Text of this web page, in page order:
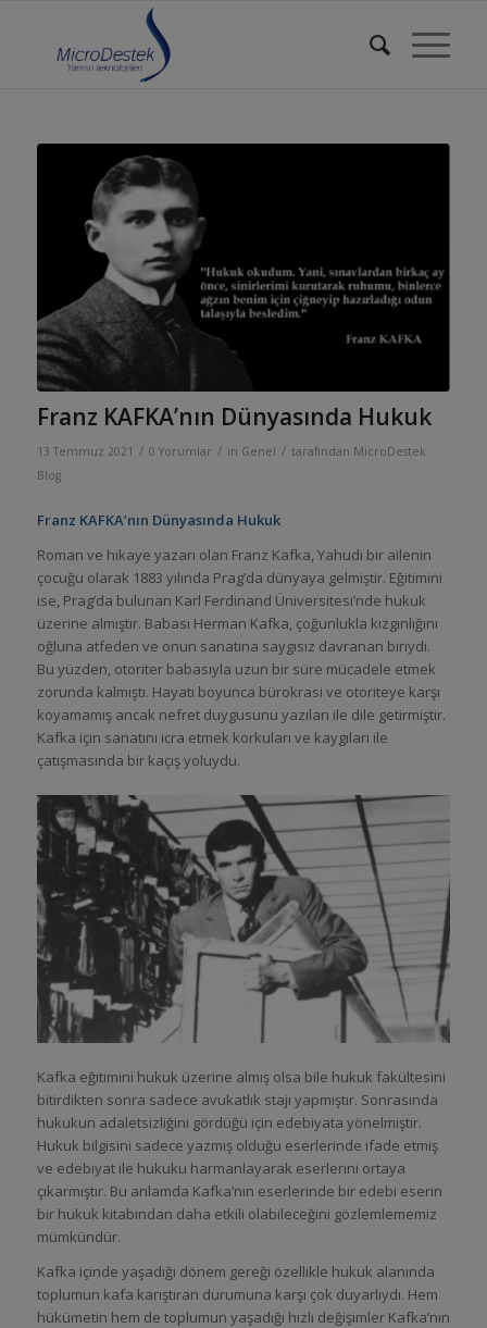
Franz KAFKA’nın Dünyasında Hukuk
13 Temmuz 2021 / 0 Yorumlar / in Genel / tarafından MicroDestek
Blog
Franz KAFKA’nın Dünyasında Hukuk
Roman ve hikaye yazarı olan Franz Kafka, Yahudi bir ailenin
çocuğu olarak 1883 yılında Prag’da dünyaya gelmiştir. Eğitimini
ise, Prag’da bulunan Karl Ferdinand Üniversitesi’nde hukuk
üzerine almıştır. Babası Herman Kafka, çoğunlukla kızgınlığını
oğluna atfeden ve onun sanatına saygısız davranan biriydi.
Bu yüzden, otoriter babasıyla uzun bir süre mücadele etmek
zorunda kalmıştı. Hayatı boyunca bürokrasi ve otoriteye karşı
koyamamış ancak nefret duygusunu yazıları ile dile getirmiştir.
Kafka için sanatını icra etmek korkuları ve kaygıları ile
çatışmasında bir kaçış yoluydu.
Kafka eğitimini hukuk üzerine almış olsa bile hukuk fakültesini
bitirdikten sonra sadece avukatlık stajı yapmıştır. Sonrasında
hukukun adaletsizliğini gördüğü için edebiyata yönelmiştir.
Hukuk bilgisini sadece yazmış olduğu eserlerinde ifade etmiş
ve edebiyat ile hukuku harmanlayarak eserlerini ortaya
çıkarmıştır. Bu anlamda Kafka’nın eserlerinde bir edebi eserin
bir hukuk kitabından daha etkili olabileceğini gözlemlememiz
mümkündür.
Kafka içinde yaşadığı dönem gereği özellikle hukuk alanında
toplumun kafa karıştıran durumuna karşı çok duyarlıydı. Hem
hükümetin hem de toplumun yaşadığı hızlı değişimler Kafka’nın